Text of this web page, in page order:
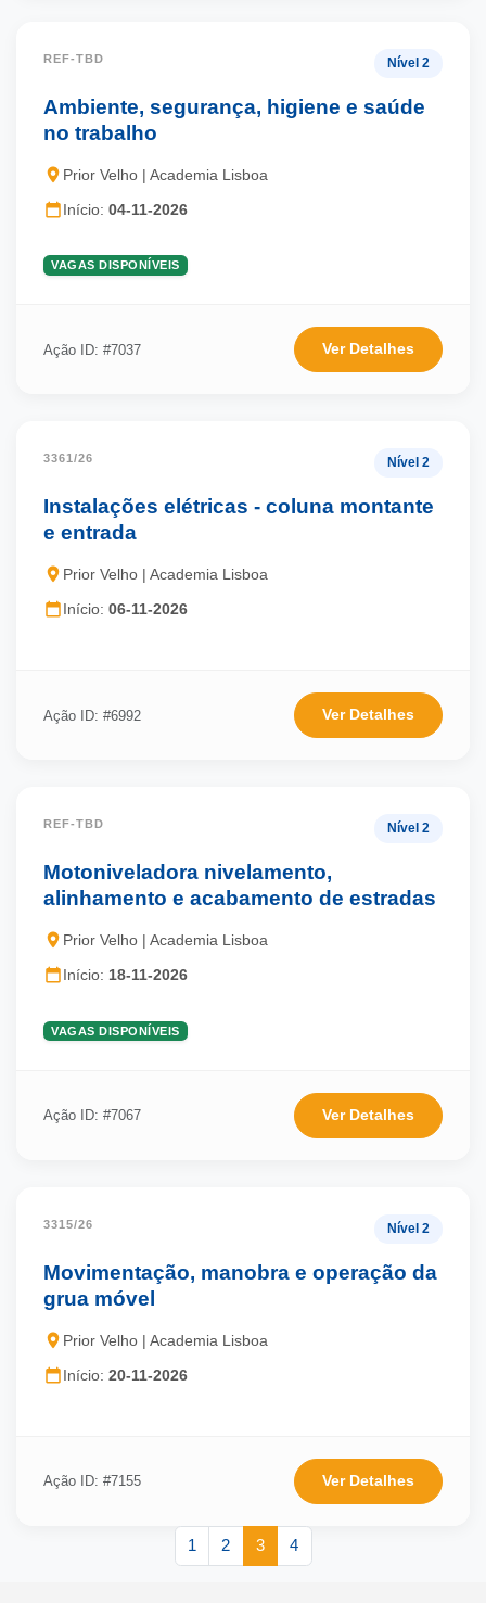
REF-TBD Nível 2
Ambiente, segurança, higiene e saúde
no trabalho
Prior Velho | Academia Lisboa
Início: 04-11-2026
VAGAS DISPONÍVEIS
Ação ID: #7037 Ver Detalhes
3361/26 Nível 2
Instalações elétricas - coluna montante
e entrada
Prior Velho | Academia Lisboa
Início: 06-11-2026
Ação ID: #6992 Ver Detalhes
REF-TBD Nível 2
Motoniveladora nivelamento,
alinhamento e acabamento de estradas
Prior Velho | Academia Lisboa
Início: 18-11-2026
VAGAS DISPONÍVEIS
Ação ID: #7067 Ver Detalhes
3315/26 Nível 2
Movimentação, manobra e operação da
grua móvel
Prior Velho | Academia Lisboa
Início: 20-11-2026
Ação ID: #7155 Ver Detalhes
1 2 3 4